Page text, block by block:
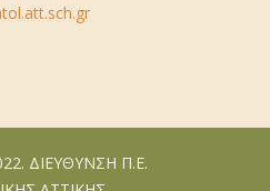
ΔΙΕΥΘΥΝΣΗ Π.Ε.